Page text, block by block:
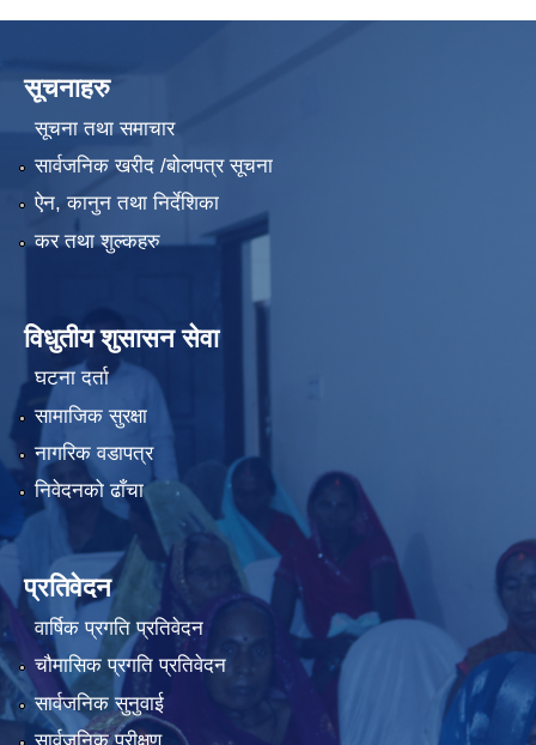
सूचनाहरु
सूचना तथा समाचार
सार्वजनिक खरीद /बोलपत्र सूचना
ऐन, कानुन तथा निर्देशिका
कर तथा शुल्कहरु
विधुतीय शुसासन सेवा
घटना दर्ता
सामाजिक सुरक्षा
नागरिक वडापत्र
निवेदनको ढाँचा
प्रतिवेदन
वार्षिक प्रगति प्रतिवेदन
चौमासिक प्रगति प्रतिवेदन
सार्वजनिक सुनुवाई